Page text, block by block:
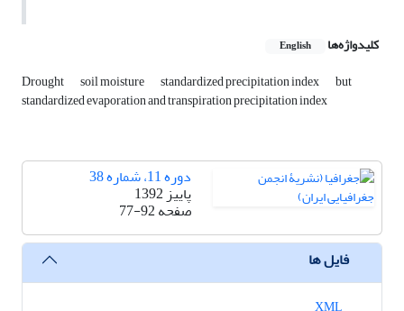
کلیدواژه‌ها English
Drought soil moisture standardized precipitation index but
standardized evaporation and transpiration precipitation index
دوره 11، شماره 38
پاییز 1392
صفحه77-92
فایل ها